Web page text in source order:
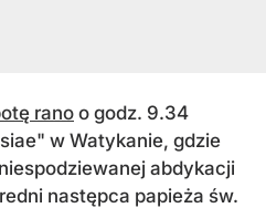
rano o godz. 9.34
w Watykanie, gdzie
abdykacji
następca papieża św.